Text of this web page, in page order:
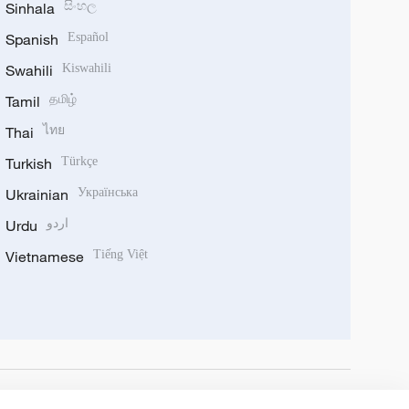
Sinhala සිංහල
Spanish Español
Swahili Kiswahili
Tamil தமிழ்
Thai ไทย
Turkish Türkçe
Ukrainian Українська
Urdu اردو
Vietnamese Tiếng Việt